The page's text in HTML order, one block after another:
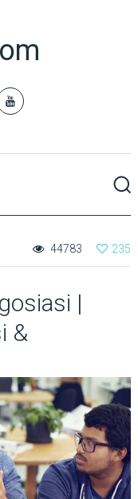
235
44783
|
&